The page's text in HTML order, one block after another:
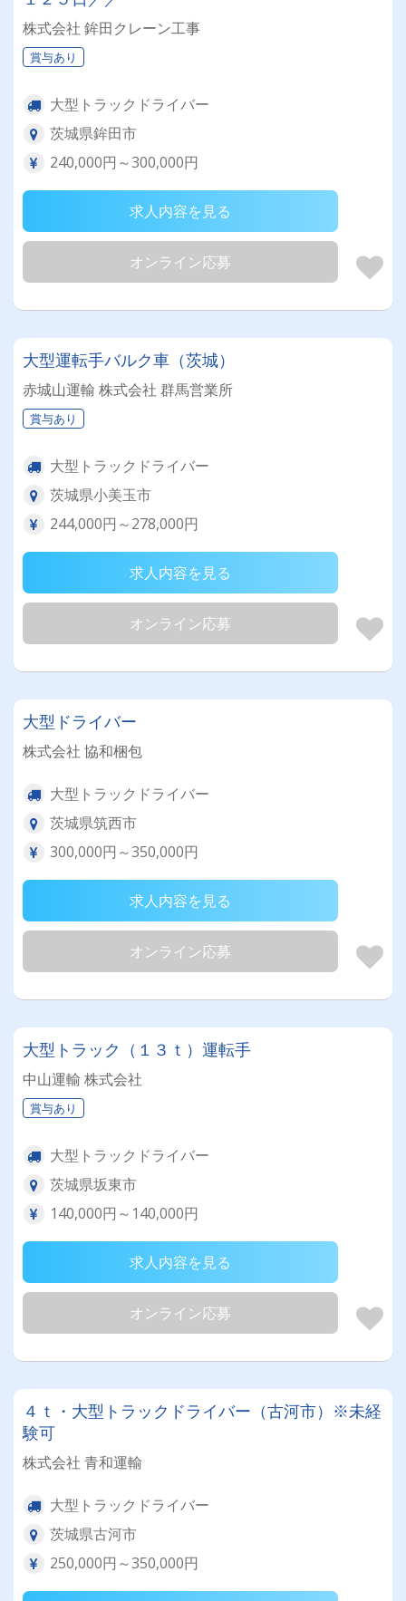
株式会社 鉾田クレーン工事
賞与あり
大型トラックドライバー
茨城県鉾田市
240,000円～300,000円
求人内容を見る
オンライン応募
大型運転手バルク車（茨城）
赤城山運輸 株式会社 群馬営業所
賞与あり
大型トラックドライバー
茨城県小美玉市
244,000円～278,000円
求人内容を見る
オンライン応募
大型ドライバー
株式会社 協和梱包
大型トラックドライバー
茨城県筑西市
300,000円～350,000円
求人内容を見る
オンライン応募
大型トラック（１３ｔ）運転手
中山運輸 株式会社
賞与あり
大型トラックドライバー
茨城県坂東市
140,000円～140,000円
求人内容を見る
オンライン応募
４ｔ・大型トラックドライバー（古河市）※未経
験可
株式会社 青和運輸
大型トラックドライバー
茨城県古河市
250,000円～350,000円